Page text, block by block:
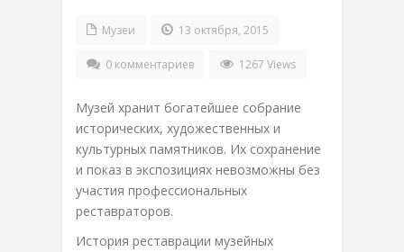
Музеи 13 октября, 2015
0 комментариев 1267 Views
Музей хранит богатейшее собрание
исторических, художественных и
культурных памятников. Их сохранение
и показ в экспозициях невозможны без
участия профессиональных
реставраторов.
История реставрации музейных